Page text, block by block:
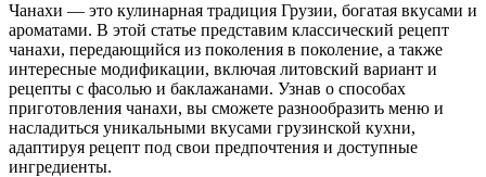
Чанахи — это кулинарная традиция Грузии, богатая вкусами и
ароматами. В этой статье представим классический рецепт
чанахи, передающийся из поколения в поколение, а также
интересные модификации, включая литовский вариант и
рецепты с фасолью и баклажанами. Узнав о способах
приготовления чанахи, вы сможете разнообразить меню и
насладиться уникальными вкусами грузинской кухни,
адаптируя рецепт под свои предпочтения и доступные
ингредиенты.